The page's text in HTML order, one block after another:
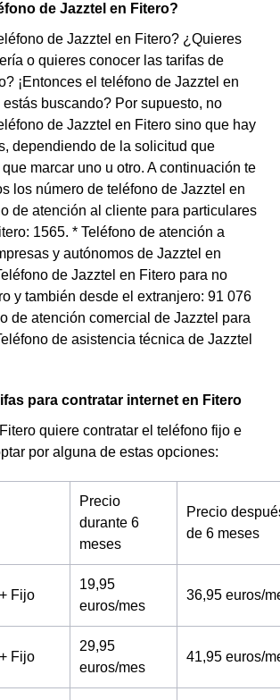
de Jazztel en Fitero?
de Jazztel en Fitero? ¿Quieres
o quieres conocer las tarifas de
¡Entonces el teléfono de Jazztel en
estás buscando? Por supuesto, no
de Jazztel en Fitero sino que hay
dependiendo de la solicitud que
marcar uno u otro. A continuación te
los número de teléfono de Jazztel en
de atención al cliente para particulares
1565. * Teléfono de atención a
y autónomos de Jazztel en
de Jazztel en Fitero para no
y también desde el extranjero: 91 076
de atención comercial de Jazztel para
de asistencia técnica de Jazztel
para contratar internet en Fitero
quiere contratar el teléfono fijo e
por alguna de estas opciones:
Precio
durante 6
meses
Precio
de 6 meses
Fijo
19,95
euros/mes
36,95 euros/
Fijo
29,95
euros/mes
41,95 euros/